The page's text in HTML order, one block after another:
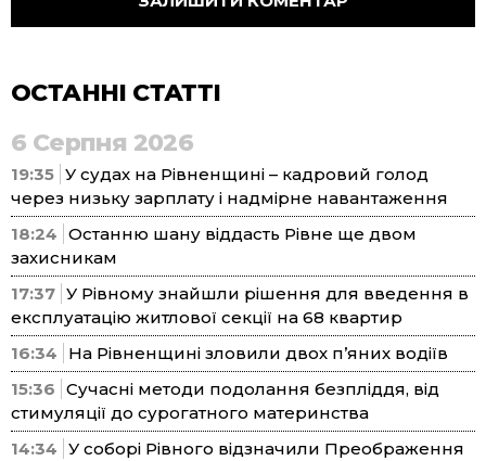
ОСТАННІ СТАТТІ
6 Серпня 2026
19:35 У судах на Рівненщині – кадровий голод
через низьку зарплату і надмірне навантаження
18:24 Останню шану віддасть Рівне ще двом
захисникам
17:37 У Рівному знайшли рішення для введення в
експлуатацію житлової секції на 68 квартир
16:34
На Рівненщині зловили двох п’яних водіїв
15:36 Сучасні методи подолання безпліддя, від
стимуляції до сурогатного материнства
14:34 У соборі Рівного відзначили Преображення